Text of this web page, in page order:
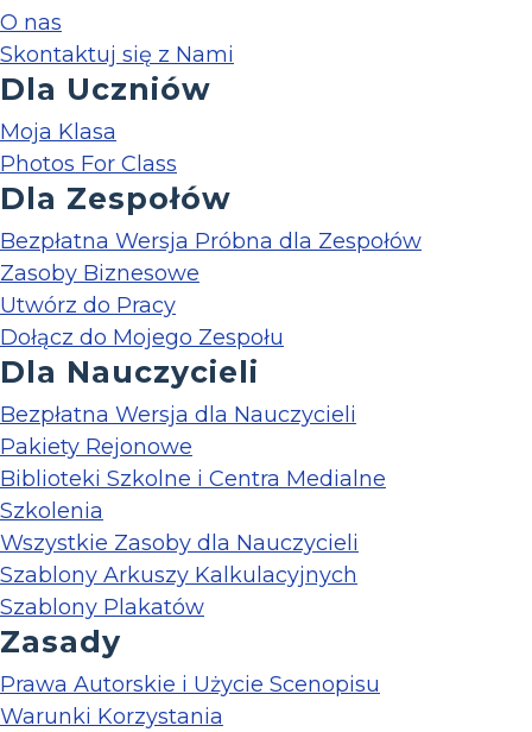
O nas
Skontaktuj się z Nami
Dla Uczniów
Moja Klasa
Photos For Class
Dla Zespołów
Bezpłatna Wersja Próbna dla Zespołów
Zasoby Biznesowe
Utwórz do Pracy
Dołącz do Mojego Zespołu
Dla Nauczycieli
Bezpłatna Wersja dla Nauczycieli
Pakiety Rejonowe
Biblioteki Szkolne i Centra Medialne
Szkolenia
Wszystkie Zasoby dla Nauczycieli
Szablony Arkuszy Kalkulacyjnych
Szablony Plakatów
Zasady
Prawa Autorskie i Użycie Scenopisu
Warunki Korzystania